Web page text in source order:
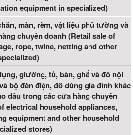
equipment in specialized)
màn, rèm, vật liệu phủ tường và
chuyên doanh (Retail sale of
rope, twine, netting and other
giường, tủ, bàn, ghế và đồ nội
bộ đèn điện, đồ dùng gia đình khác
đâu trong các cửa hàng chuyên
electrical household appliances,
equipment and other household
stores)